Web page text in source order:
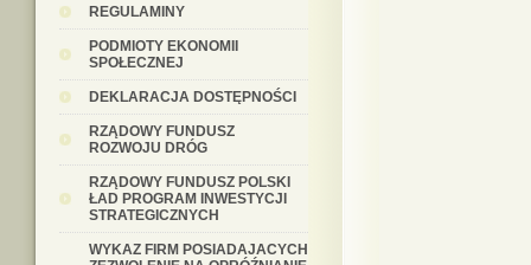
REGULAMINY
PODMIOTY EKONOMII
SPOŁECZNEJ
DEKLARACJA DOSTĘPNOŚCI
RZĄDOWY FUNDUSZ
ROZWOJU DRÓG
RZĄDOWY FUNDUSZ POLSKI
ŁAD PROGRAM INWESTYCJI
STRATEGICZNYCH
WYKAZ FIRM POSIADAJACYCH